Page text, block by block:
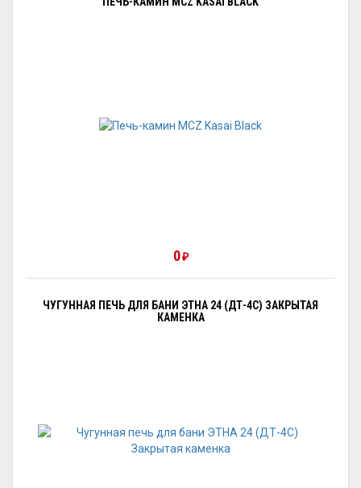
0₽
ЧУГУННАЯ ПЕЧЬ ДЛЯ БАНИ ЭТНА 24 (ДТ-4С) ЗАКРЫТАЯ
КАМЕНКА